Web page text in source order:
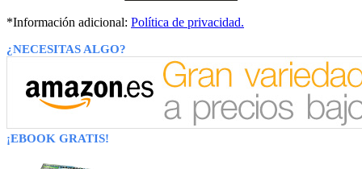
*Información adicional: Política de privacidad.
¿NECESITAS ALGO?
¡EBOOK GRATIS!